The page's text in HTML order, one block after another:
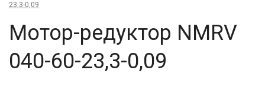
23,3-0,09
Мо­тор-ре­дук­тор NMRV
040-60-23,3-0,09